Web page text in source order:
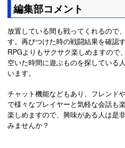
編集部コメント
放置している間も戦ってくれるので
す。再びつけた時の戦闘結果を確認
RPGよりもサクサク楽しめますので
空いた時間に遊ぶものを探している
います。
チャット機能などもあり、フレンド
で様々なプレイヤーと気軽な会話も
楽しめますので、興味がある人は是
みませんか？